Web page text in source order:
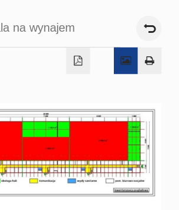
O
na wynajem